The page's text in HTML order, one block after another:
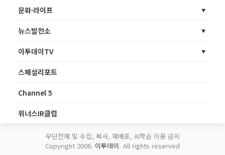
문화·라이프
뉴스발전소
이투데이TV
스페셜리포트
Channel 5
위너스IR클럽
무단전재 및 수집, 복사, 재배포, AI학습 이용 금지
Copyright 2006. 이투데이. All rights reserved